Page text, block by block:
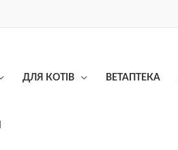
ДЛЯ КОТІВ ВЕТАПТЕКА